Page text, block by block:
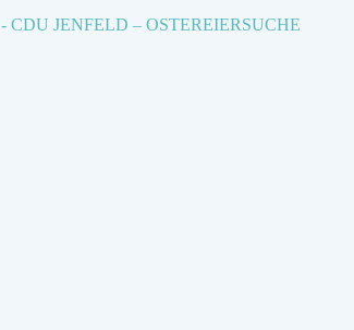
- CDU JENFELD – OSTEREIERSUCHE